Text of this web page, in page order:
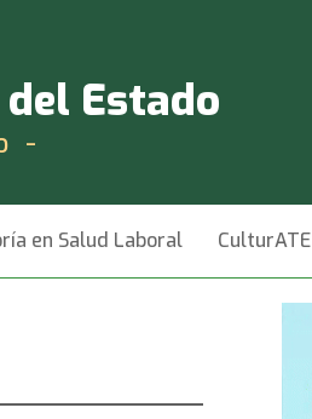
Estado
-
en Salud Laboral CulturATE